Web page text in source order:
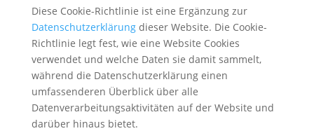
Diese Cookie-Richtlinie ist eine Ergänzung zur
Datenschutzerklärungdieser Website. Die Cookie-
Richtlinie legt fest, wie eine Website Cookies
verwendet und welche Daten sie damit sammelt,
während die Datenschutzerklärung einen
umfassenderen Überblick über alle
Datenverarbeitungsaktivitäten auf der Website und
darüber hinaus bietet.